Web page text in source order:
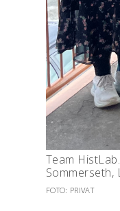
Team
Sommerseth,
FOTO: PRIVAT